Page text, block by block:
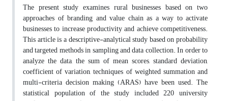
The present study examines rural businesses based on two
approaches of branding and value chain as a way to activate
businesses to increase productivity and achieve competitiveness.
This article is a descriptive-analytical study based on probability
and targeted methods in sampling and data collection. In order to
analyze the data, the sum of mean scores, standard deviation,
coefficient of variation, techniques of weighted summation and
multi-criteria decision making (ARAS) have been used. The
statistical population of the study included 220 university